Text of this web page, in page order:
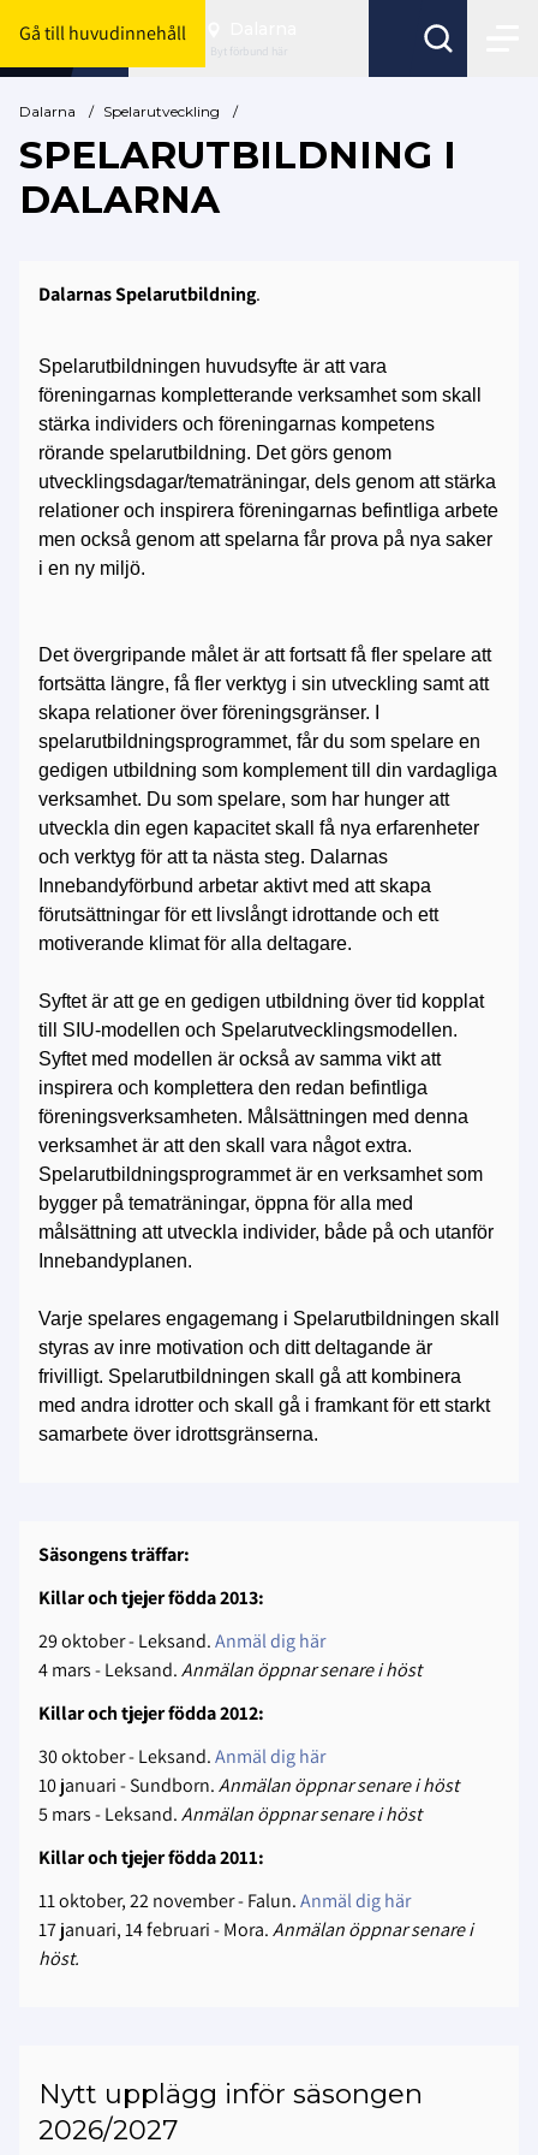
Gå till huvudinnehåll
Byt förbund här
Dalarna / Spelarutveckling /
SPELARUTBILDNING I
DALARNA
Dalarnas Spelarutbildning.
Spelarutbildningen huvudsyfte är att vara
föreningarnas kompletterande verksamhet som skall
stärka individers och föreningarnas kompetens
rörande spelarutbildning. Det görs genom
utvecklingsdagar/tematräningar, dels genom att stärka
relationer och inspirera föreningarnas befintliga arbete
men också genom att spelarna får prova på nya saker
i en ny miljö.
Det övergripande målet är att fortsatt få fler spelare att
fortsätta längre, få fler verktyg i sin utveckling samt att
skapa relationer över föreningsgränser. I
spelarutbildningsprogrammet, får du som spelare en
gedigen utbildning som komplement till din vardagliga
verksamhet. Du som spelare, som har hunger att
utveckla din egen kapacitet skall få nya erfarenheter
och verktyg för att ta nästa steg. Dalarnas
Innebandyförbund arbetar aktivt med att skapa
förutsättningar för ett livslångt idrottande och ett
motiverande klimat för alla deltagare.
Syftet är att ge en gedigen utbildning över tid kopplat
till SIU-modellen och Spelarutvecklingsmodellen.
Syftet med modellen är också av samma vikt att
inspirera och komplettera den redan befintliga
föreningsverksamheten. Målsättningen med denna
verksamhet är att den skall vara något extra.
Spelarutbildningsprogrammet är en verksamhet som
bygger på tematräningar, öppna för alla med
målsättning att utveckla individer, både på och utanför
Innebandyplanen.
Varje spelares engagemang i Spelarutbildningen skall
styras av inre motivation och ditt deltagande är
frivilligt. Spelarutbildningen skall gå att kombinera
med andra idrotter och skall gå i framkant för ett starkt
samarbete över idrottsgränserna.
Säsongens träffar:
Killar och tjejer födda 2013:
29 oktober - Leksand.Anmäl dig här
4 mars - Leksand.Anmälan öppnar senare i höst
Killar och tjejer födda 2012:
30 oktober - Leksand.Anmäl dig här
10 januari - Sundborn.Anmälan öppnar senare i höst
5 mars - Leksand.Anmälan öppnar senare i höst
Killar och tjejer födda 2011:
11 oktober, 22 november - Falun.Anmäl dig här
17 januari, 14 februari - Mora.Anmälan öppnar senare i
höst.
Nytt upplägg inför säsongen
2026/2027